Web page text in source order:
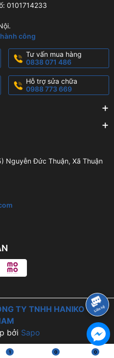
0101714233
công
Tư vấn mua hàng
0838 071 486
Hỗ trợ sửa chữa
0988 773 669
Nguyễn Đức Thuận, Xã Thuận
TY TNHH HANIKO VIỆT
bởi Sapo
1 0 0